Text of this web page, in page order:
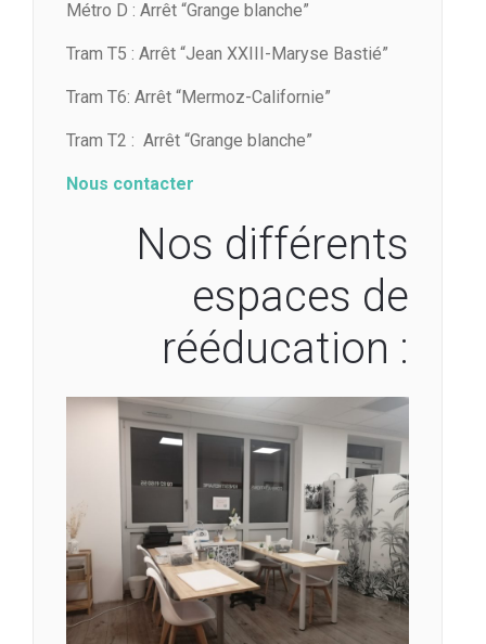
Métro D : Arrêt “Grange blanche”
Tram T5 : Arrêt “Jean XXIII-Maryse Bastié”
Tram T6: Arrêt “Mermoz-Californie”
Tram T2 : Arrêt “Grange blanche”
Nous contacter
Nos différents
espaces de
rééducation :